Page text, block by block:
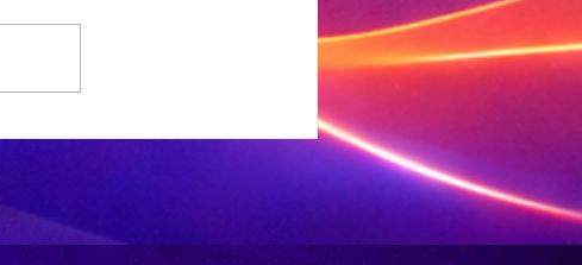
argief is nou
digitaal